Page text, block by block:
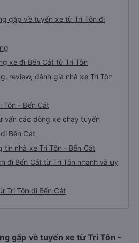
gặp về tuyến xe từ Tri Tôn đi
xe đi Bến Cát từ Tri Tôn
review, đánh giá nhà xe Tri Tôn
Tôn - Bến Cát
vấn các dòng xe chạy tuyến
Bến Cát
tin nhà xe Tri Tôn - Bến Cát
đi Bến Cát từ Tri Tôn nhanh và uy
Tri Tôn đi Bến Cát
gặp về tuyến xe từ Tri Tôn -